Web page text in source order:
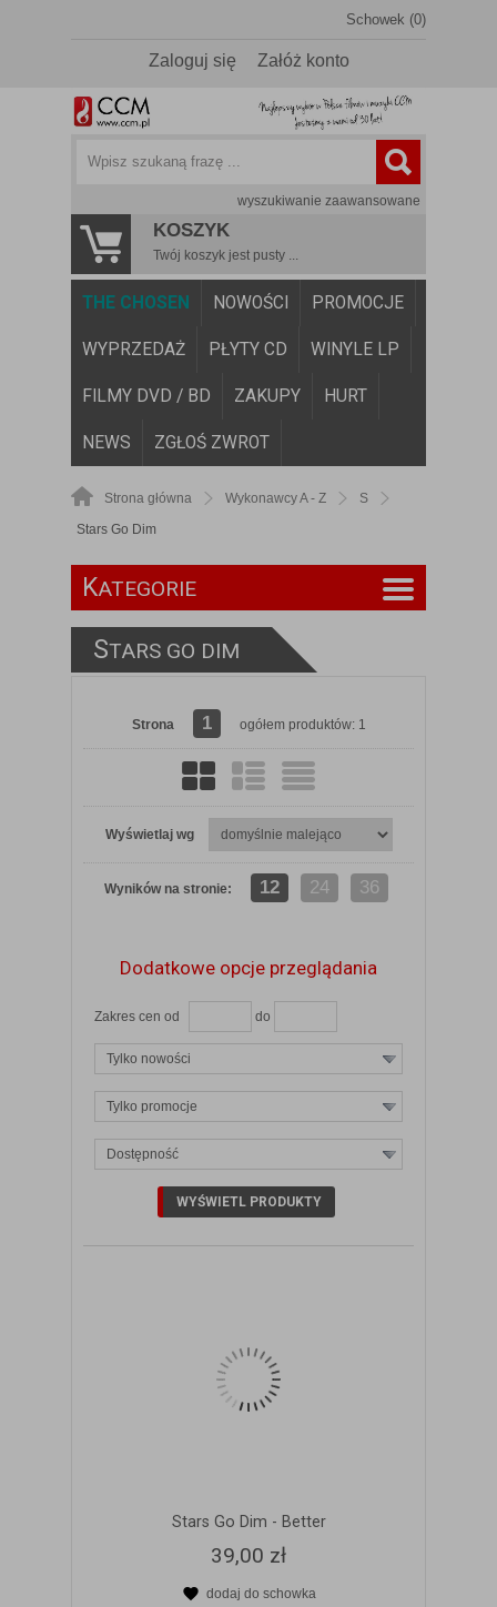
Schowek (0)
Zaloguj się Załóż konto
wyszukiwanie zaawansowane
KOSZYK
Twój koszyk jest pusty ...
THE CHOSEN NOWOŚCI PROMOCJE
WYPRZEDAŻ PŁYTY CD WINYLE LP
FILMY DVD / BD ZAKUPY HURT
NEWS ZGŁOŚ ZWROT
Strona główna Wykonawcy A - Z
S
Stars Go Dim
KATEGORIE
STARS GO DIM
Strona 1 ogółem produktów: 1
Wyświetlaj wg
Wyników na stronie: 12 24 36
Dodatkowe opcje przeglądania
Zakres cen od do
Tylko nowości
Tylko promocje
Dostępność
ZOBACZ SZCZEGÓŁY
Stars Go Dim - Better
39,00 zł
dodaj do schowka